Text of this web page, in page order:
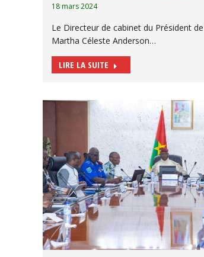
18 mars 2024
Le Directeur de cabinet du Président
Martha Céleste Anderson…
LIRE LA SUITE